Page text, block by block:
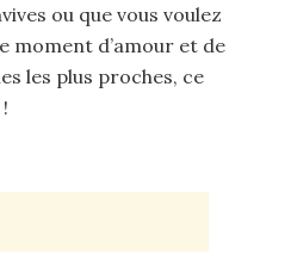
ou que vous voulez
moment d’amour et de
les plus proches, ce